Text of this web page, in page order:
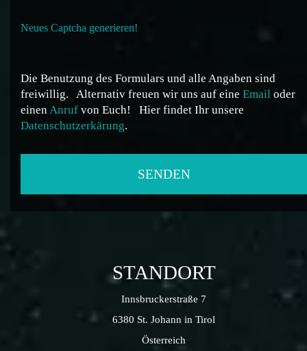
Neues Captcha generieren!
Die Benutzung des Formulars und alle Angaben sind
freiwillig.
Alternativ freuen wir uns auf eine Email oder
einenAnruf von Euch!
Hier findet Ihr unsere
Datenschutzerkärung.
STANDORT
Innsbruckerstraße 7
6380 St. Johann in Tirol
Österreich